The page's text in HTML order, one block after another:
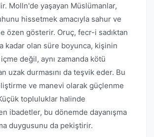
Molln'de yaşayan Müslümanlar,
hissetmek amacıyla sahur ve
özen gösterir. Oruç, fecr-i sadıktan
kadar olan süre boyunca, kişinin
değil, aynı zamanda kötü
uzak durmasını da teşvik eder. Bu
ve manevi olarak güçlenme
topluluklar halinde
ibadetler, bu dönemde dayanışma
duygusunu da pekiştirir.